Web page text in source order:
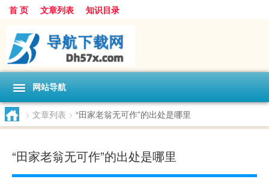
首 页 文章列表 知识目录
网站导航
> 文章列表 > “田家老翁无可作”的出处是哪里
“田家老翁无可作”的出处是哪里